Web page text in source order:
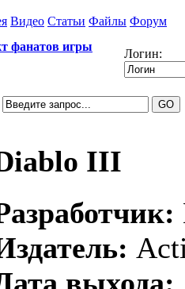
Видео Статьи Файлы Форум
фанатов игры
Логин:
III